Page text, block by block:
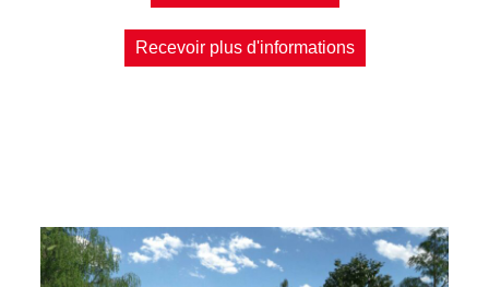
Recevoir plus d'informations